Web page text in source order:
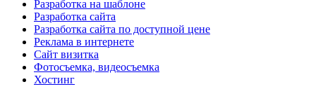
Разработка на шаблоне
Разработка сайта
Разработка сайта по доступной цене
Реклама в интернете
Сайт визитка
Фотосъемка, видеосъемка
Хостинг